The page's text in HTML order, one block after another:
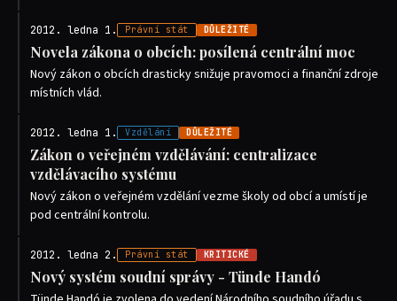
2012. ledna 1. Právní stát DŮLEŽITÉ
Novela zákona o obcích: posílená centrální moc
Nový zákon o obcích drasticky snižuje pravomoci a finanční zdroje
místních vlád.
2012. ledna 1. Vzdělání DŮLEŽITÉ
Zákon o veřejném vzdělávání: centralizace
vzdělávacího systému
Nový zákon o veřejném vzdělání vezme školy od obcí a umístí je
pod centrální kontrolu.
2012. ledna 2. Právní stát KRITICKÉ
Nový systém soudní správy - Tünde Handó